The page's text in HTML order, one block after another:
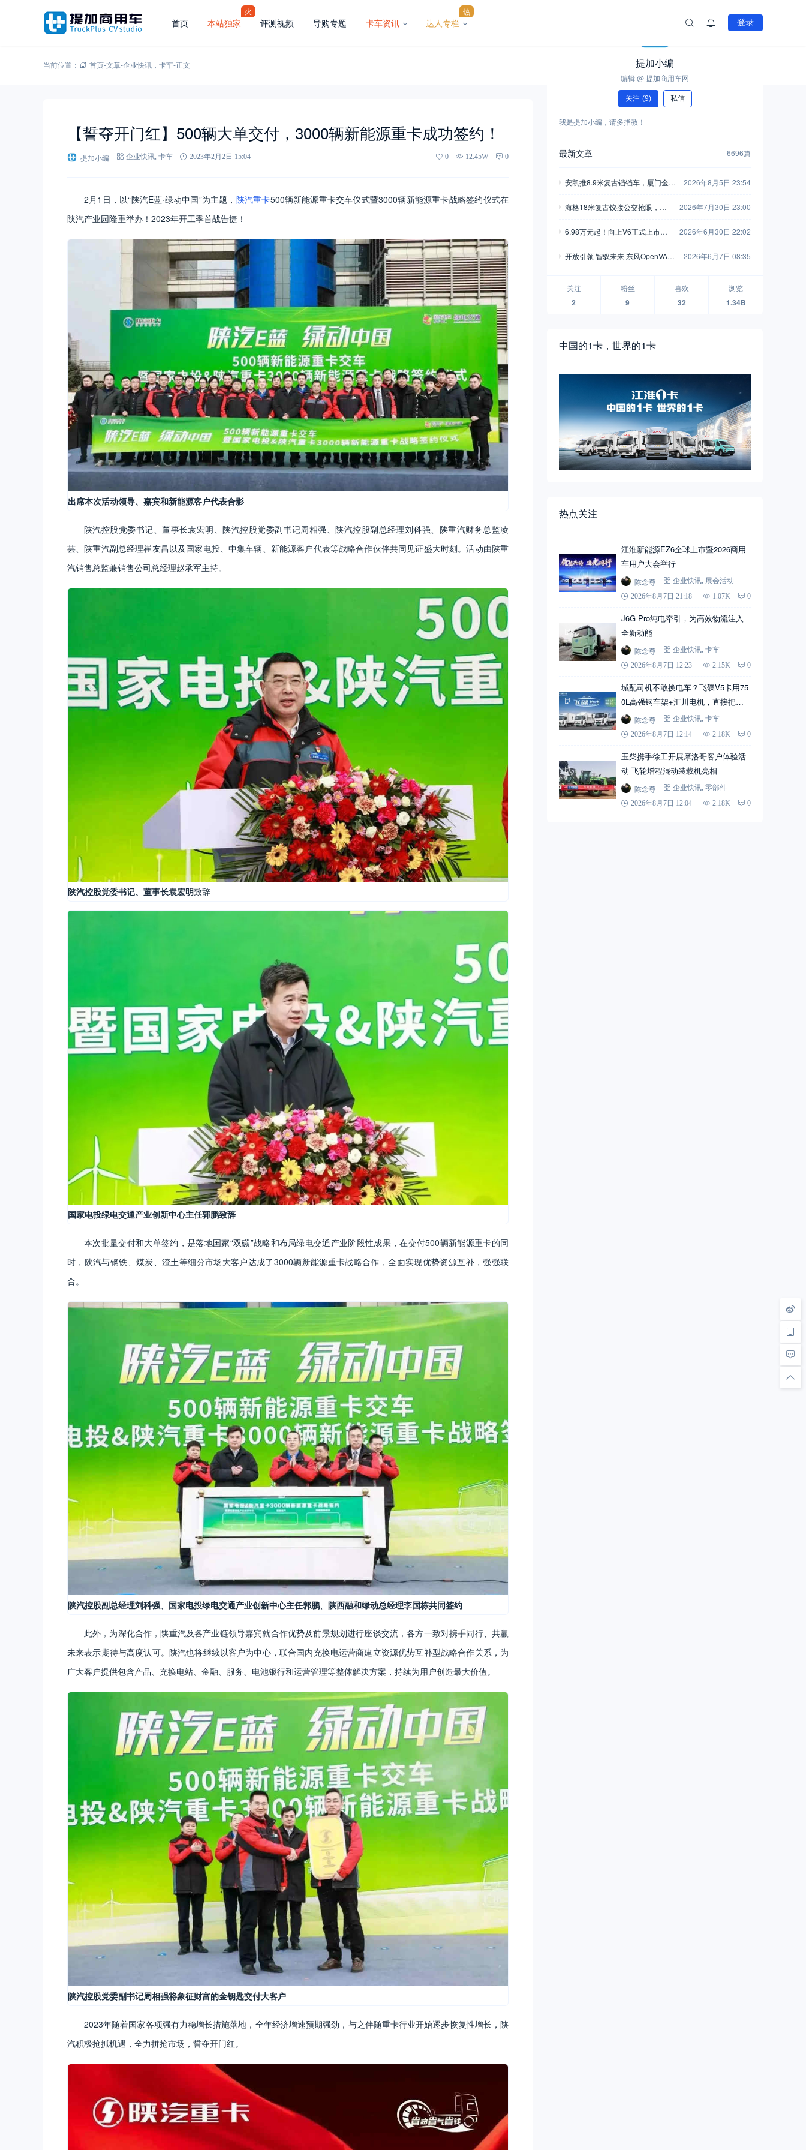
首页 本站独家
火
评测视频 导购专题 卡车资讯 达人专栏
热
登录
当前位置： 首页-文章-企业快讯 ， 卡车-正文
【誓夺开门红】500辆大单交付，3000辆新能源重卡成功签约！
提加小编 企业快讯 卡车 2023年2月2日 15:04 0 12.45W 0
2月1日，以“陕汽E蓝·绿动中国”为主题， 陕汽重卡500辆新能源重卡交车仪式暨3000辆新能源重卡战略签约仪式在
陕汽产业园隆重举办！2023年开工季首战告捷！
出席本次活动领导、嘉宾和新能源客户代表合影
陕汽控股党委书记、董事长袁宏明、陕汽控股党委副书记周相强、陕汽控股副总经理刘科强、陕重汽财务总监凌
芸、陕重汽副总经理崔友昌以及国家电投、中集车辆、新能源客户代表等战略合作伙伴共同见证盛大时刻。活动由陕重
汽销售总监兼销售公司总经理赵承军主持。
陕汽控股党委书记、董事长袁宏明致辞
国家电投绿电交通产业创新中心主任郭鹏致辞
本次批量交付和大单签约，是落地国家“双碳”战略和布局绿电交通产业阶段性成果，在交付500辆新能源重卡的同
时，陕汽与钢铁、煤炭、渣土等细分市场大客户达成了3000辆新能源重卡战略合作，全面实现优势资源互补，强强联
合。
陕汽控股副总经理刘科强、 国家电投绿电交通产业创新中心主任郭鹏、 陕西融和绿动总经理李国栋共同签约
此外，为深化合作，陕重汽及各产业链领导嘉宾就合作优势及前景规划进行座谈交流，各方一致对携手同行、共赢
未来表示期待与高度认可。陕汽也将继续以客户为中心，联合国内充换电运营商建立资源优势互补型战略合作关系，为
广大客户提供包含产品、充换电站、金融、服务、电池银行和运营管理等整体解决方案，持续为用户创造最大价值。
陕汽控股党委副书记周相强将象征财富的金钥匙交付大客户
2023年随着国家各项强有力稳增长措施落地，全年经济增速预期强劲，与之伴随重卡行业开始逐步恢复性增长，陕
汽积极抢抓机遇，全力拼抢市场，誓夺开门红。
提加小编
编辑 @ 提加商用车网
关注 (9) 私信
我是提加小编，请多指教！
最新文章 6696篇
安凯推8.9米复古铛铛车，厦门金龙
9批新产品公示之M类客车篇（中）
2026年8月5日 23:54
海格18米复古铰接公交抢眼，大
8-409批新产品公示之M类客车篇
2026年7月30日 23:00
6.98万元起！向上V6正式上市，
新标杆
2026年6月30日 22:02
开放引领 智驭未来 东风OpenVAN
2026年6月7日 08:35
关注
2
粉丝
9
喜欢
32
浏览
1.34B
中国的1卡，世界的1卡
热点关注
江淮新能源EZ6全球上市暨2026商用
车用户大会举行
陈念尊 企业快讯
展会活动
2026年8月7日 21:18
1.07K 0
J6G Pro纯电牵引，为高效物流注入
全新动能
陈念尊 企业快讯 卡车
2026年8月7日 12:23
2.15K 0
城配司机不敢换电车？飞碟V5卡用75
0L高强钢车架+汇川电机，直接把信
心拉满陈念尊 企业快讯 卡车
2026年8月7日 12:14
2.18K 0
玉柴携手徐工开展摩洛哥客户体验活
动 飞轮增程混动装载机亮相
陈念尊 企业快讯 零部件
2026年8月7日 12:04
2.18K 0